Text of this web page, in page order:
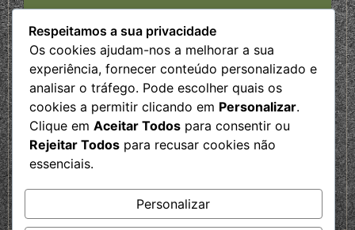
PARCEIROS
Respeitamos a sua privacidade
Os cookies ajudam-nos a melhorar a sua
experiência, fornecer conteúdo personalizado e
analisar o tráfego. Pode escolher quais os
cookies a permitir clicando em Personalizar.
Clique em Aceitar Todos para consentir ou
Rejeitar Todos para recusar cookies não
essenciais.
Personalizar